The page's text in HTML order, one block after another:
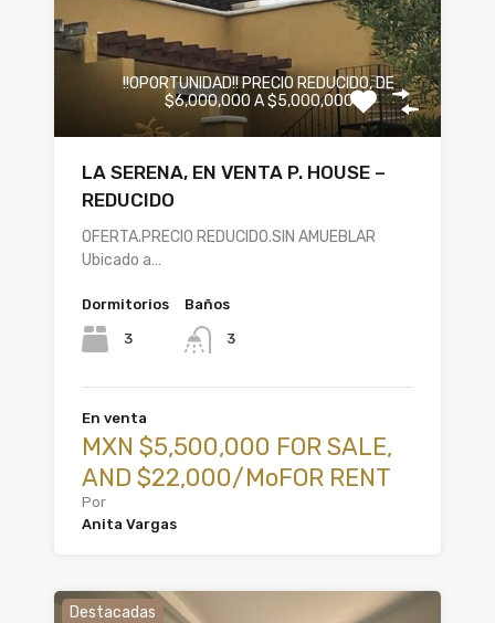
!!OPORTUNIDAD!! PRECIO REDUCIDO, DE
$6,000,000 A $5,000,000
LA SERENA, EN VENTA P. HOUSE –
REDUCIDO
OFERTA.PRECIO REDUCIDO.SIN AMUEBLAR
Ubicado a…
Dormitorios
3
Baños
3
En venta
MXN $5,500,000 FOR SALE,
AND $22,000/MoFOR RENT
Por
Anita Vargas
Destacadas